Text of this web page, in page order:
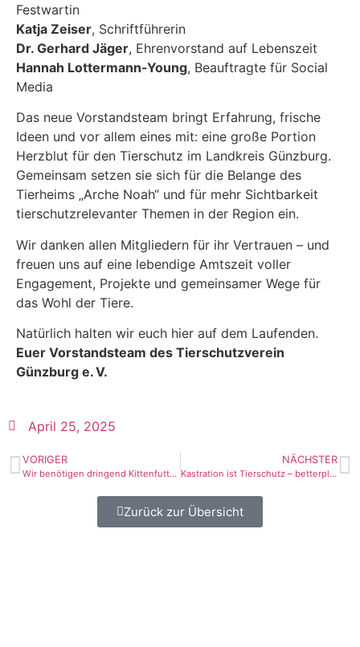
Festwartin
Katja Zeiser, Schriftführerin
Dr. Gerhard Jäger, Ehrenvorstand auf Lebenszeit
Hannah Lottermann-Young, Beauftragte für Social
Media
Das neue Vorstandsteam bringt Erfahrung, frische
Ideen und vor allem eines mit: eine große Portion
Herzblut für den Tierschutz im Landkreis Günzburg.
Gemeinsam setzen sie sich für die Belange des
Tierheims „Arche Noah“ und für mehr Sichtbarkeit
tierschutzrelevanter Themen in der Region ein.
Wir danken allen Mitgliedern für ihr Vertrauen – und
freuen uns auf eine lebendige Amtszeit voller
Engagement, Projekte und gemeinsamer Wege für
das Wohl der Tiere.
Natürlich halten wir euch hier auf dem Laufenden.
Euer Vorstandsteam des Tierschutzverein
Günzburg e. V.
April 25, 2025
VORIGER
Wir benötigen dringend Kittenfutter und Klumpstreu!
NÄCHSTER
Kastration ist Tierschutz – betterplace Spendenaktion
Zurück zur Übersicht